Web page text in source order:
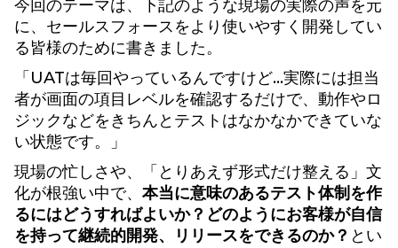
今回のテーマは、下記のような現場の実際の声を元
に、セールスフォースをより使いやすく開発してい
る皆様のために書きました。
「UATは毎回やっているんですけど…実際には担当
者が画面の項目レベルを確認するだけで、動作やロ
ジックなどをきちんとテストはなかなかできていな
い状態です。」
現場の忙しさや、「とりあえず形式だけ整える」文
化が根強い中で、 本当に意味のあるテスト体制を作
るにはどうすればよいか？どのようにお客様が自信
を持って継続的開発、リリースをできるのか？ とい